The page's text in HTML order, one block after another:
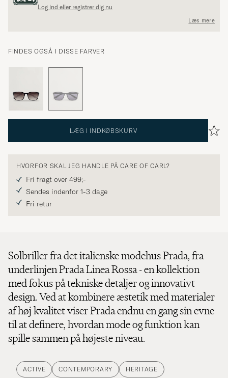
Log ind eller registrer dig nu
Læs mere
FINDES OGSÅ I DISSE FARVER
LÆG I INDKØBSKURV
HVORFOR SKAL JEG HANDLE PÅ CARE OF CARL?
Fri fragt over 499;-
Sendes indenfor 1-3 dage
Fri retur
Solbriller fra det italienske modehus Prada, fra
underlinjen Prada Linea Rossa - en kollektion
med fokus på tekniske detaljer og innovativt
design. Ved at kombinere æstetik med materialer
af høj kvalitet viser Prada endnu en gang sin evne
til at definere, hvordan mode og funktion kan
spille sammen på højeste niveau.
ACTIVE CONTEMPORARY HERITAGE